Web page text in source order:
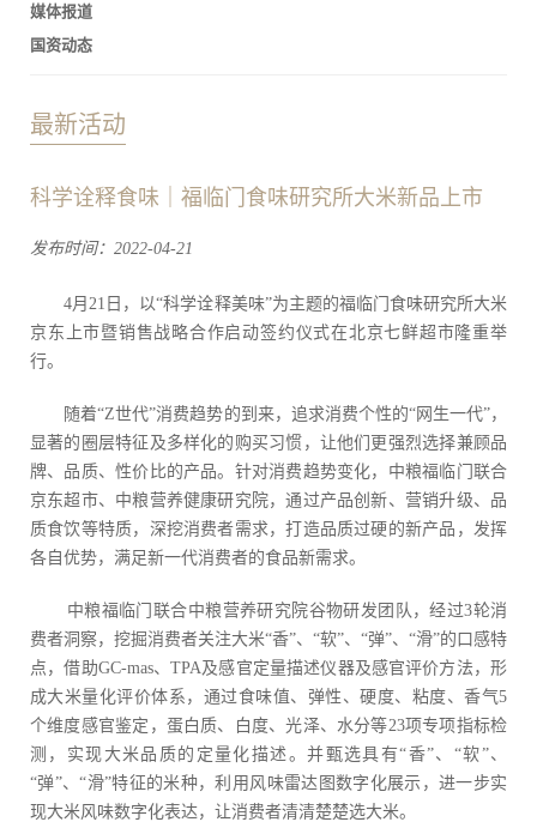
媒体报道
国资动态
最新活动
科学诠释食味｜福临门食味研究所大米新品上市
发布时间：2022-04-21
4月21日，以“科学诠释美味”为主题的福临门食味研究所大米
京东上市暨销售战略合作启动签约仪式在北京七鲜超市隆重举
行。
随着“Z世代”消费趋势的到来，追求消费个性的“网生一代”，
显著的圈层特征及多样化的购买习惯，让他们更强烈选择兼顾品
牌、品质、性价比的产品。针对消费趋势变化，中粮福临门联合
京东超市、中粮营养健康研究院，通过产品创新、营销升级、品
质食饮等特质，深挖消费者需求，打造品质过硬的新产品，发挥
各自优势，满足新一代消费者的食品新需求。
中粮福临门联合中粮营养研究院谷物研发团队，经过3轮消
费者洞察，挖掘消费者关注大米“香”、“软”、“弹”、“滑”的口感特
点，借助GC-mas、TPA及感官定量描述仪器及感官评价方法，形
成大米量化评价体系，通过食味值、弹性、硬度、粘度、香气5
个维度感官鉴定，蛋白质、白度、光泽、水分等23项专项指标检
测，实现大米品质的定量化描述。并甄选具有“香”、“软”、
“弹”、“滑”特征的米种，利用风味雷达图数字化展示，进一步实
现大米风味数字化表达，让消费者清清楚楚选大米。